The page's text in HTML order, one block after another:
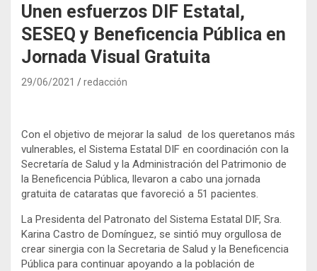
Unen esfuerzos DIF Estatal,
SESEQ y Beneficencia Pública en
Jornada Visual Gratuita
29/06/2021 redacción
Con el objetivo de mejorar la salud de los queretanos más
vulnerables, el Sistema Estatal DIF en coordinación con la
Secretaría de Salud y la Administración del Patrimonio de
la Beneficencia Pública, llevaron a cabo una jornada
gratuita de cataratas que favoreció a 51 pacientes.
La Presidenta del Patronato del Sistema Estatal DIF, Sra.
Karina Castro de Domínguez, se sintió muy orgullosa de
crear sinergia con la Secretaria de Salud y la Beneficencia
Pública para continuar apoyando a la población de